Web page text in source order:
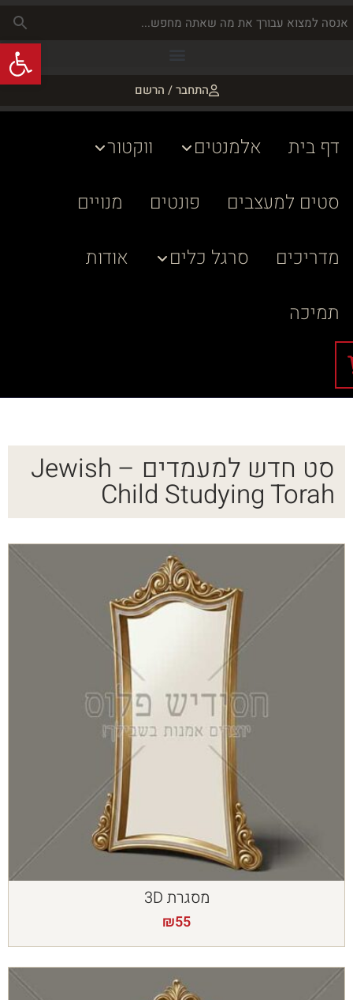
התחבר / הרשם
דף בית אלמנטים
ווקטור
סטים למעצבים
פונטים
מנויים
מדריכים
סרגל כלים
אודות
תמיכה
סט חדש למעמדים – Jewish
Child Studying Torah
מסגרת 3D
₪55